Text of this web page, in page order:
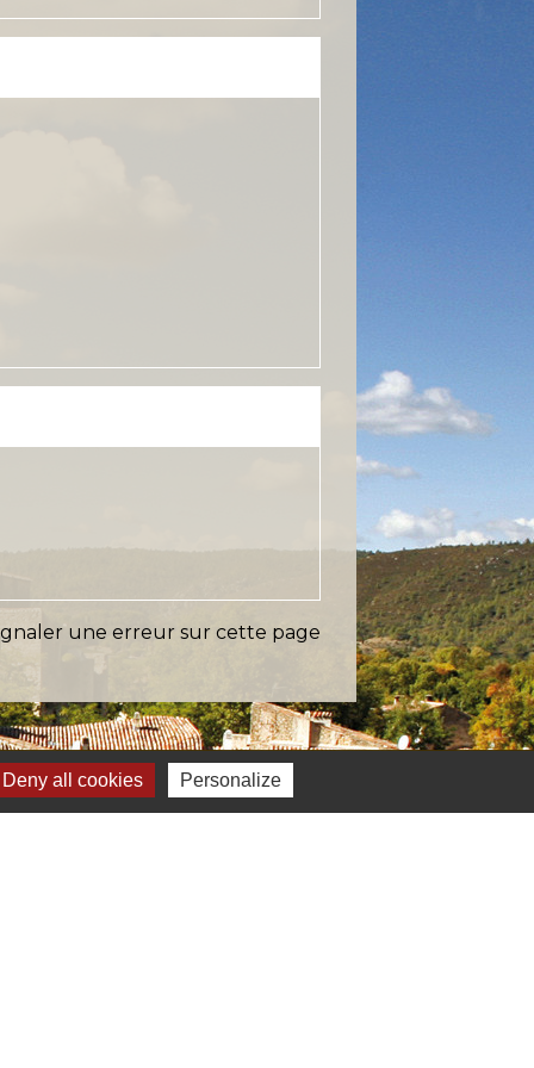
une erreur sur cette page
Deny all cookies Personalize